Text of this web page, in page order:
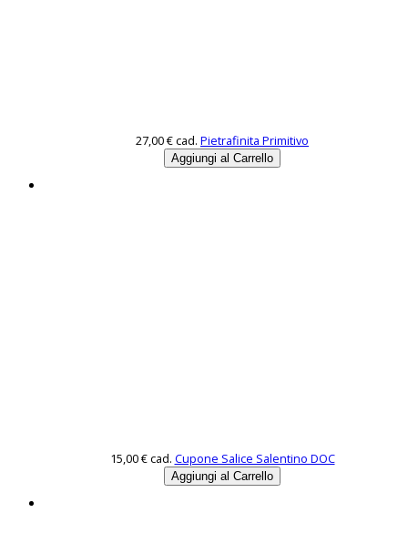
27,00 €cad. Pietrafinita Primitivo
15,00 €cad. Cupone Salice Salentino DOC